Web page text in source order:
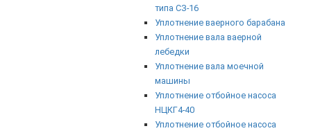
типа СЗ-16
Уплотнение ваерного барабана
Уплотнение вала ваерной
лебедки
Уплотнение вала моечной
машины
Уплотнение отбойное насоса
НЦКГ4-40
Уплотнение отбойное насоса